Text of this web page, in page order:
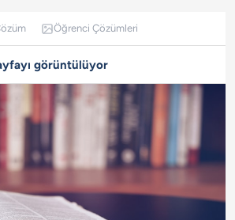
Öğrenci Çözümleri
görüntülüyor